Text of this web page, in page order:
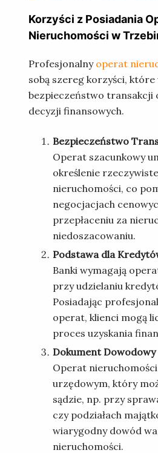
Korzyści z Posiadania
Nieruchomości w
Profesjonalny operat
sobą szereg korzyści, które
bezpieczeństwo transakcji
decyzji finansowych.
Bezpieczeństwo
Operat szacunkowy
określenie
nieruchomości, co
negocjacjach
przepłaceniu za
niedoszacowaniu.
Podstawa dla
Banki wymagają
przy udzielaniu
Posiadając
operat, klienci mogą
proces uzyskania
Dokument Dowodowy
Operat
urzędowym, który
sądzie, np. przy
czy podziałach
wiarygodny dowód
nieruchomości.